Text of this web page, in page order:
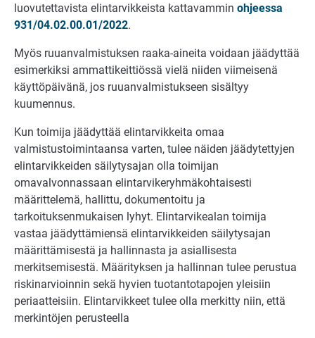
luovutettavista elintarvikkeista kattavammin ohjeessa
931/04.02.00.01/2022.
Myös ruuanvalmistuksen raaka-aineita voidaan jäädyttää
esimerkiksi ammattikeittiössä vielä niiden viimeisenä
käyttöpäivänä, jos ruuanvalmistukseen sisältyy
kuumennus.
Kun toimija jäädyttää elintarvikkeita omaa
valmistustoimintaansa varten, tulee näiden jäädytettyjen
elintarvikkeiden säilytysajan olla toimijan
omavalvonnassaan elintarvikeryhmäkohtaisesti
määrittelemä, hallittu, dokumentoitu ja
tarkoituksenmukaisen lyhyt. Elintarvikealan toimija
vastaa jäädyttämiensä elintarvikkeiden säilytysajan
määrittämisestä ja hallinnasta ja asiallisesta
merkitsemisestä. Määrityksen ja hallinnan tulee perustua
riskinarvioinnin sekä hyvien tuotantotapojen yleisiin
periaatteisiin. Elintarvikkeet tulee olla merkitty niin, että
merkintöjen perusteella